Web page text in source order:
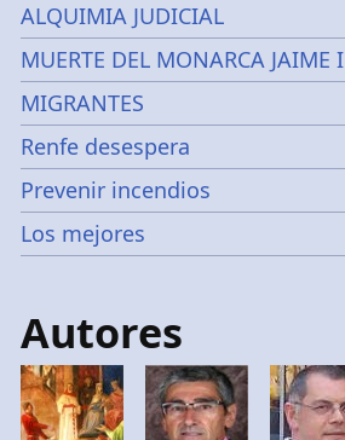
ALQUIMIA JUDICIAL
MUERTE DEL MONARCA JAIME I
MIGRANTES
Renfe desespera
Prevenir incendios
Los mejores
Autores